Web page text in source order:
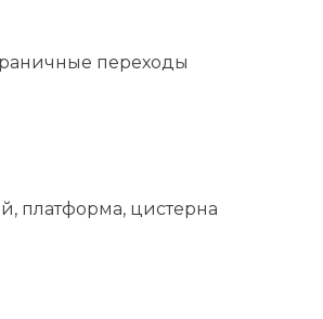
переходы
платформа, цистерна